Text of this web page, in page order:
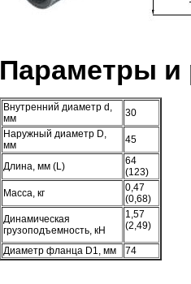
Параметры и
Внутренний диаметр d,
мм
30
Наружный диаметр D,
мм
45
Длина, мм (L)
64
(123)
Масса, кг
0,47
(0,68)
Динамическая
грузоподъемность, кН
1,57
(2,49)
Диаметр фланца D1, мм 74